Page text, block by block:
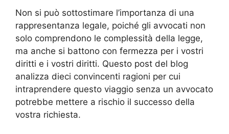
Non si può sottostimare l’importanza di una
rappresentanza legale, poiché gli avvocati non
solo comprendono le complessità della legge,
ma anche si battono con fermezza per i vostri
diritti e i vostri diritti. Questo post del blog
analizza dieci convincenti ragioni per cui
intraprendere questo viaggio senza un avvocato
potrebbe mettere a rischio il successo della
vostra richiesta.